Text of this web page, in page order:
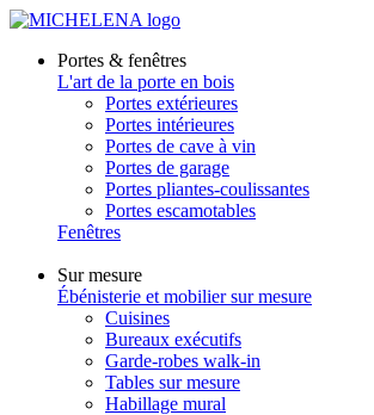
Portes & fenêtres
L'art de la porte en bois
Portes extérieures
Portes intérieures
Portes de cave à vin
Portes de garage
Portes pliantes-coulissantes
Portes escamotables
Fenêtres
Sur mesure
Ébénisterie et mobilier sur mesure
Cuisines
Bureaux exécutifs
Garde-robes walk-in
Tables sur mesure
Habillage mural